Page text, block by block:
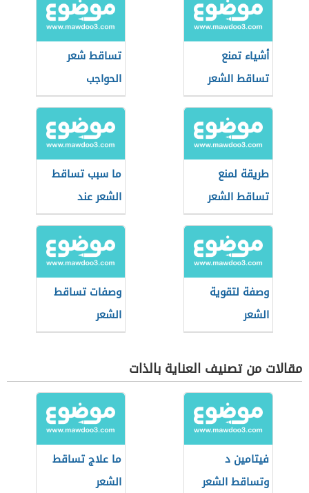
أشياء تمنع
تساقط الشعر
تساقط شعر
الحواجب
طريقة لمنع
تساقط الشعر
ما سبب تساقط
الشعر عند
الأطفال
وصفة لتقوية
الشعر
وصفات تساقط
الشعر
مقالات من تصنيف العناية بالذات
فيتامين د
وتساقط الشعر
ما علاج تساقط
الشعر